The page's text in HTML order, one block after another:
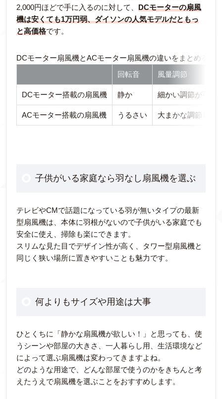
2,000円ほどで手に入るのに対して、 DCモーターの扇風
機は安くても1万円弱、ダイソンの人気モデルだともっ
と高価格です。
DCモーター扇風機とACモーター扇風機の違いをまとめると
回転音
風量調節
DCモーター搭載の扇風機 静か 細かい調節が可能
ACモーター搭載の扇風機 うるさい 大まかな調節しか
子供がいる家庭なら羽なし扇風機を選ぶ
テレビやCMで話題になっている羽が無いタイプの最新
型扇風機は、本体に羽根がないので子供がいる家庭でも
安全に使え、掃除も楽にできます。
スリムな見た目でデザイン性が高く、タワー型扇風機と
同じく狭い場所に置きやすいことも魅力です。
何よりもサイズや用途は大事
ひとくちに「静かな扇風機が欲しい！」と思っても、使
うシーンや部屋の大きさ、一人暮らし用、生活環境など
によって選ぶ扇風機は変わってきますよね。
どのような用途で、どんな部屋で使うのかをきちんと考
えたうえで扇風機を選ぶことをおすすめします。